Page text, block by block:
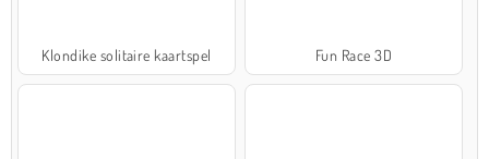
Klondike solitaire kaartspel Fun Race 3D